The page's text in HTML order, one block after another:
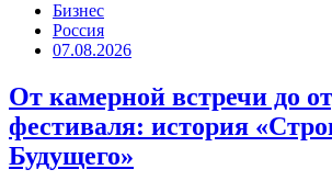
Бизнес
Россия
07.08.2026
От камерной встречи до
фестиваля: история
Будущего»